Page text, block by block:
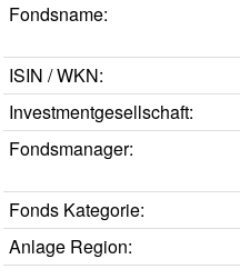
Fondsname:
ISIN / WKN:
Investmentgesellschaft:
Fondsmanager:
Fonds Kategorie:
Anlage Region: